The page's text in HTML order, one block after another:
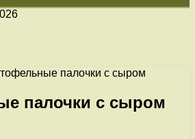
палочки с сыром
палочки с сыром